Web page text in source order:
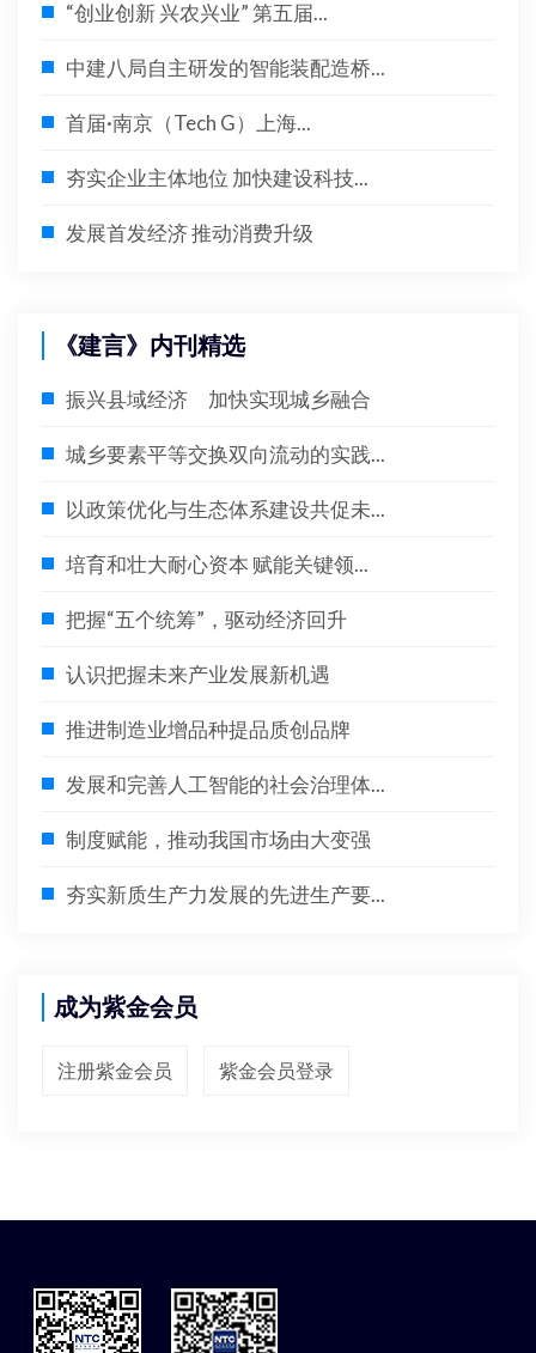
“创业创新 兴农兴业” 第五届...
中建八局自主研发的智能装配造桥...
首届·南京（Tech G）上海...
夯实企业主体地位 加快建设科技...
发展首发经济 推动消费升级
《建言》内刊精选
振兴县域经济 加快实现城乡融合
城乡要素平等交换双向流动的实践...
以政策优化与生态体系建设共促未...
培育和壮大耐心资本 赋能关键领...
把握“五个统筹”，驱动经济回升
认识把握未来产业发展新机遇
推进制造业增品种提品质创品牌
发展和完善人工智能的社会治理体...
制度赋能，推动我国市场由大变强
夯实新质生产力发展的先进生产要...
成为紫金会员
注册紫金会员 紫金会员登录